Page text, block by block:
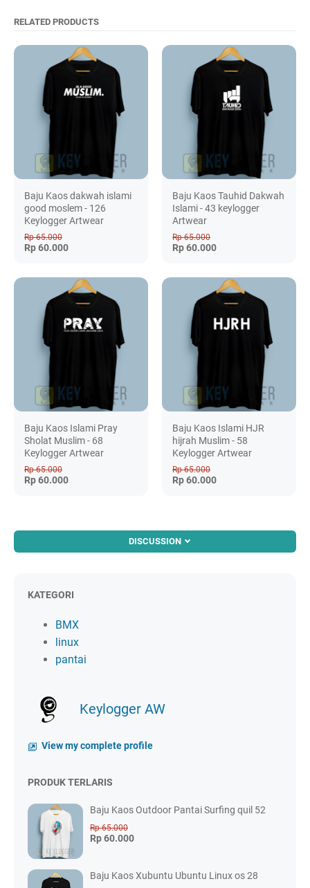
RELATED PRODUCTS
Baju Kaos dakwah islami
good moslem - 126
Keylogger Artwear
Rp 65.000
Rp 60.000
Baju Kaos Tauhid Dakwah
Islami - 43 keylogger
Artwear
Rp 65.000
Rp 60.000
Baju Kaos Islami Pray
Sholat Muslim - 68
Keylogger Artwear
Rp 65.000
Rp 60.000
Baju Kaos Islami HJR
hijrah Muslim - 58
Keylogger Artwear
Rp 65.000
Rp 60.000
DISCUSSION
KATEGORI
BMX
linux
pantai
Keylogger AW
View my complete profile
PRODUK TERLARIS
Baju Kaos Outdoor Pantai Surfing quil 52
Rp 65.000
Rp 60.000
Baju Kaos Xubuntu Ubuntu Linux os 28